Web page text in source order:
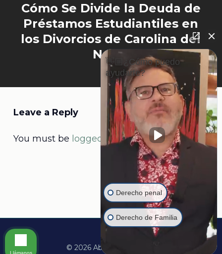
Cómo Se Divide la Deuda de
Préstamos Estudiantiles en
los Divorcios de Carolina del
Norte
Leave a Reply
You must be logged into post a comment.
© 2026 Abogado Martine.
👋🏼¿Cómo puedo
ayudarte?
Derecho penal
Derecho de Familia
Llámanos